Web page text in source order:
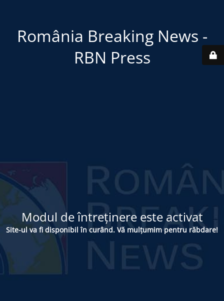
România Breaking News -
RBN Press
Modul de întreținere este activat
Site-ul va fi disponibil în curând. Vă mulțumim pentru răbdare!